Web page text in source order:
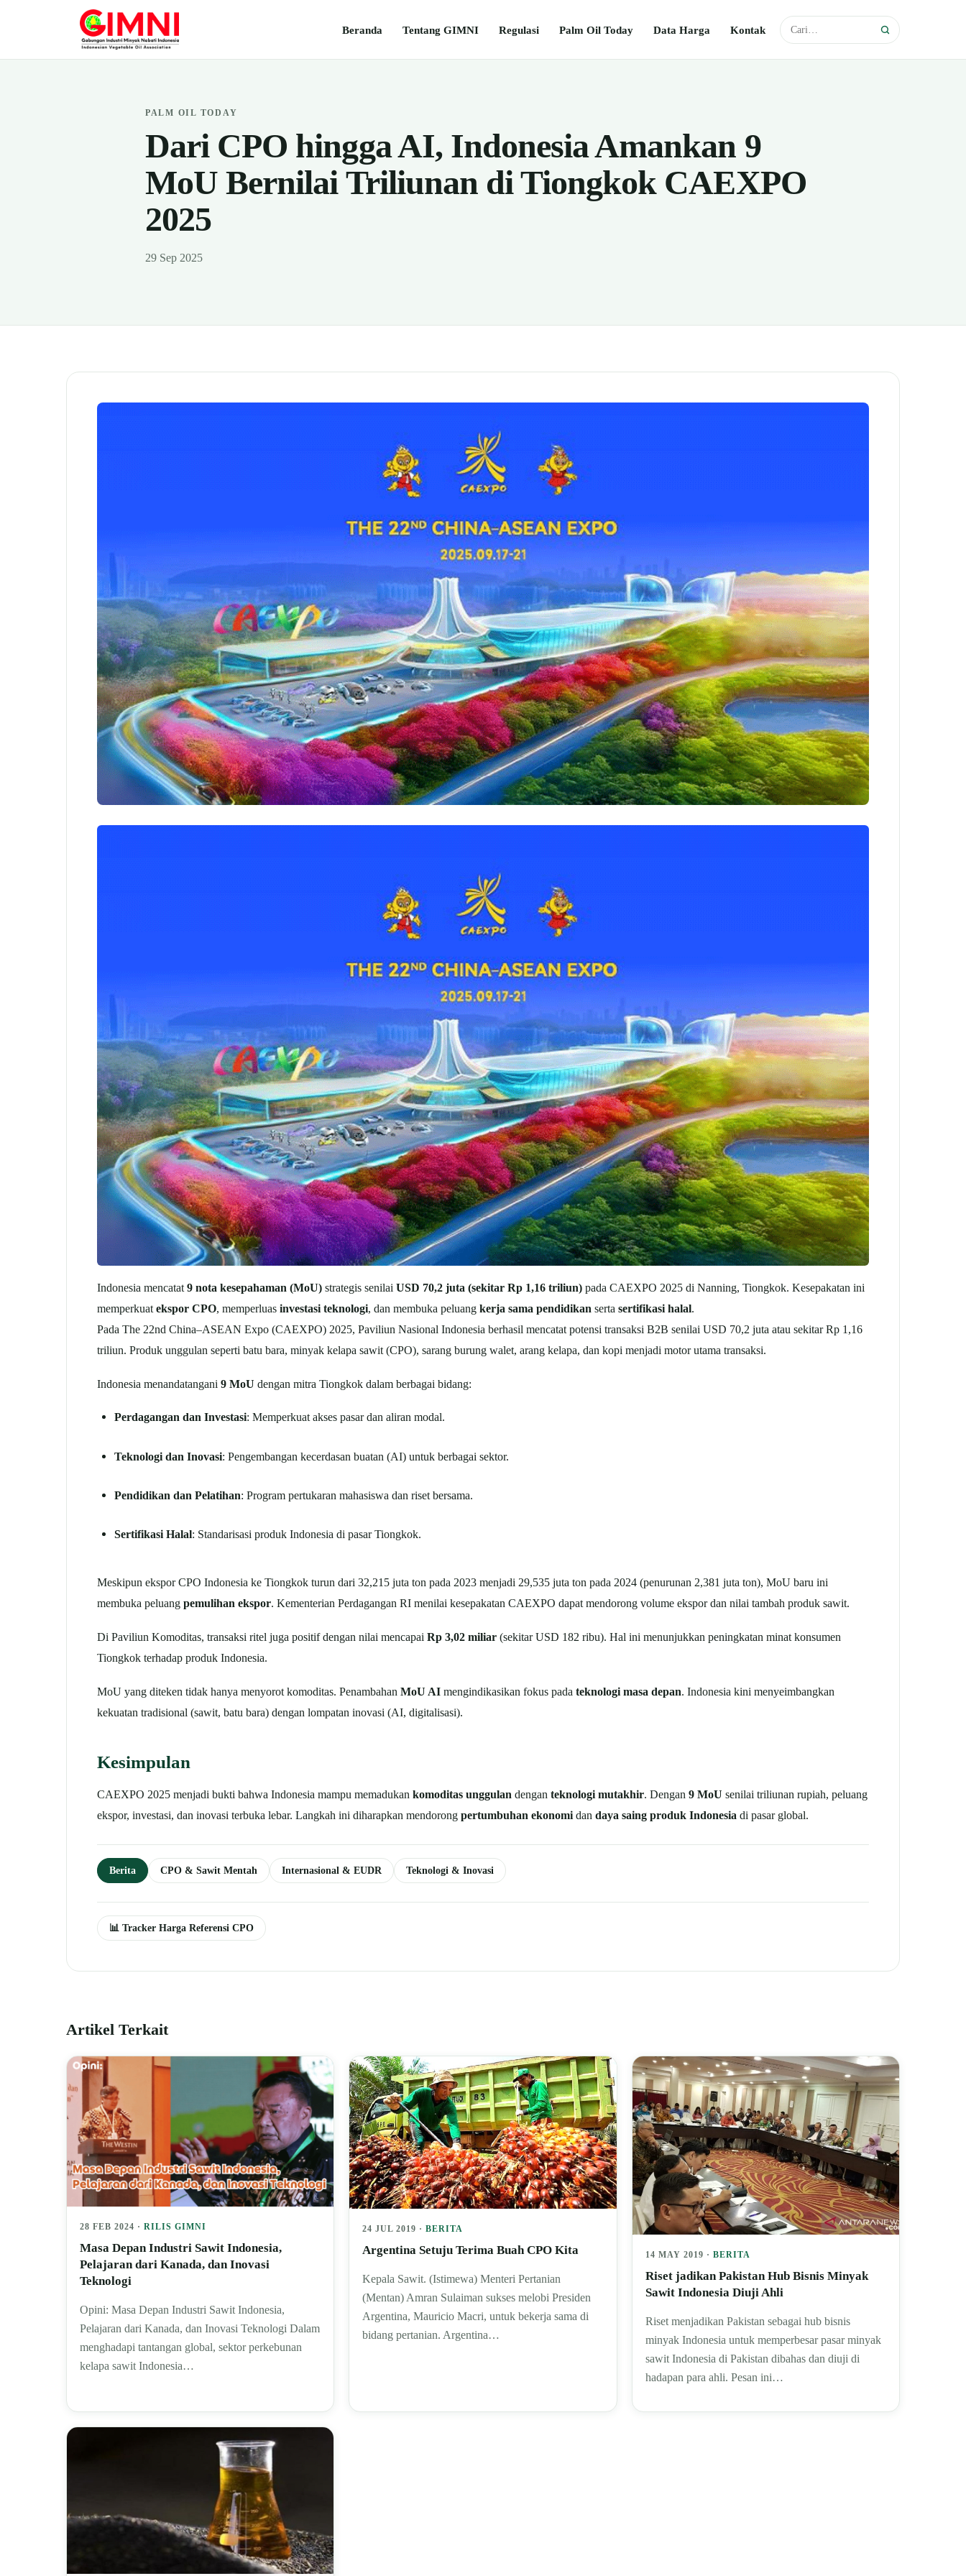
Beranda Tentang GIMNI Regulasi Palm Oil Today Data Harga Kontak
PALM OIL TODAY
Dari CPO hingga AI, Indonesia Amankan 9
MoU Bernilai Triliunan di Tiongkok CAEXPO
2025
29 Sep 2025
Indonesia mencatat 9 nota kesepahaman (MoU) strategis senilai USD 70,2 juta (sekitar Rp 1,16 triliun) pada CAEXPO 2025 di Nanning, Tiongkok. Kesepakatan ini
memperkuat ekspor CPO, memperluas investasi teknologi, dan membuka peluang kerja sama pendidikan serta sertifikasi halal.
Pada The 22nd China–ASEAN Expo (CAEXPO) 2025, Paviliun Nasional Indonesia berhasil mencatat potensi transaksi B2B senilai USD 70,2 juta atau sekitar Rp 1,16
triliun. Produk unggulan seperti batu bara, minyak kelapa sawit (CPO), sarang burung walet, arang kelapa, dan kopi menjadi motor utama transaksi.
Indonesia menandatangani 9 MoU dengan mitra Tiongkok dalam berbagai bidang:
Perdagangan dan Investasi: Memperkuat akses pasar dan aliran modal.
Teknologi dan Inovasi: Pengembangan kecerdasan buatan (AI) untuk berbagai sektor.
Pendidikan dan Pelatihan: Program pertukaran mahasiswa dan riset bersama.
Sertifikasi Halal: Standarisasi produk Indonesia di pasar Tiongkok.
Meskipun ekspor CPO Indonesia ke Tiongkok turun dari 32,215 juta ton pada 2023 menjadi 29,535 juta ton pada 2024 (penurunan 2,381 juta ton), MoU baru ini
membuka peluang pemulihan ekspor. Kementerian Perdagangan RI menilai kesepakatan CAEXPO dapat mendorong volume ekspor dan nilai tambah produk sawit.
Di Paviliun Komoditas, transaksi ritel juga positif dengan nilai mencapai Rp 3,02 miliar (sekitar USD 182 ribu). Hal ini menunjukkan peningkatan minat konsumen
Tiongkok terhadap produk Indonesia.
MoU yang diteken tidak hanya menyorot komoditas. Penambahan MoU AI mengindikasikan fokus pada teknologi masa depan. Indonesia kini menyeimbangkan
kekuatan tradisional (sawit, batu bara) dengan lompatan inovasi (AI, digitalisasi).
Kesimpulan
CAEXPO 2025 menjadi bukti bahwa Indonesia mampu memadukan komoditas unggulan dengan teknologi mutakhir. Dengan 9 MoU senilai triliunan rupiah, peluang
ekspor, investasi, dan inovasi terbuka lebar. Langkah ini diharapkan mendorong pertumbuhan ekonomidan daya saing produk Indonesia di pasar global.
Berita CPO & Sawit Mentah Internasional & EUDR Teknologi & Inovasi
📊 Tracker Harga Referensi CPO
Artikel Terkait
28 FEB 2024 · RILIS GIMNI
Masa Depan Industri Sawit Indonesia,
Pelajaran dari Kanada, dan Inovasi
Teknologi
Opini: Masa Depan Industri Sawit Indonesia,
Pelajaran dari Kanada, dan Inovasi Teknologi Dalam
menghadapi tantangan global, sektor perkebunan
kelapa sawit Indonesia…
24 JUL 2019 ·BERITA
Argentina Setuju Terima Buah CPO Kita
Kepala Sawit. (Istimewa) Menteri Pertanian
(Mentan) Amran Sulaiman sukses melobi Presiden
Argentina, Mauricio Macri, untuk bekerja sama di
bidang pertanian. Argentina…
14 MAY 2019 · BERITA
Riset jadikan Pakistan Hub Bisnis Minyak
Sawit Indonesia Diuji Ahli
Riset menjadikan Pakistan sebagai hub bisnis
minyak Indonesia untuk memperbesar pasar minyak
sawit Indonesia di Pakistan dibahas dan diuji di
hadapan para ahli. Pesan ini…